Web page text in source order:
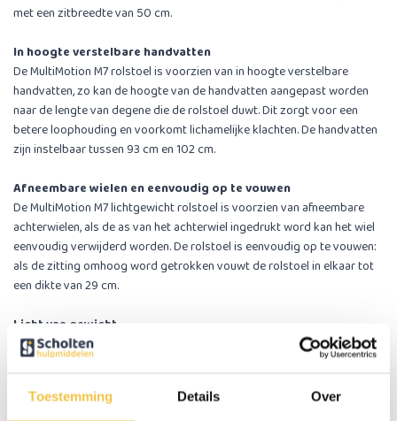
Toestemming Details Over
met een zitbreedte van 50 cm.
In hoogte verstelbare handvatten
De MultiMotion M7 rolstoel is voorzien van in hoogte verstelbare
handvatten, zo kan de hoogte van de handvatten aangepast worden
naar de lengte van degene die de rolstoel duwt. Dit zorgt voor een
betere loophouding en voorkomt lichamelijke klachten. De handvatten
zijn instelbaar tussen 93 cm en 102 cm.
Afneembare wielen en eenvoudig op te vouwen
De MultiMotion M7 lichtgewicht rolstoel is voorzien van afneembare
achterwielen, als de as van het achterwiel ingedrukt word kan het wiel
eenvoudig verwijderd worden. De rolstoel is eenvoudig op te vouwen:
als de zitting omhoog word getrokken vouwt de rolstoel in elkaar tot
een dikte van 29 cm.
Licht van gewicht
Het transportgewicht (zonder achterwielen en voetsteunen) is 9,5 kg.
Het totale gewicht inclusief de achterwielen en voetsteunen is 13,9 kg.
Lekvrije massieve banden